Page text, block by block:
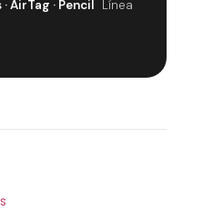
AirTag · Pencil Línea